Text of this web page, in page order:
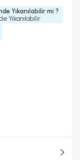
Yıkanılabilir mi ?
Yıkanılabilir